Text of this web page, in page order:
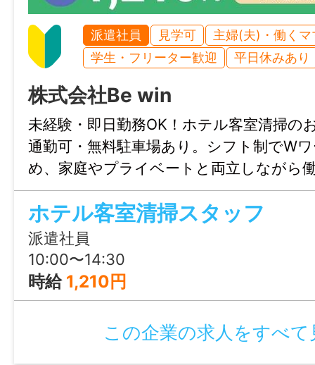
【月給例】
時給1,210円×2時間×週3日×月4週間＝月給
＋交通費や、残業があれば残業代別途（基
雇用形態
派遣社員
経験
不問
年齢制限
不問
派遣社員 見学可
主婦(夫)・働くマ
学生・フリーター歓迎
平日休みあり
株式会社Be win
未経験・即日勤務OK！ホテル客室清掃の
通勤可・無料駐車場あり。シフト制でW
め、家庭やプライベートと両立しながら
合せのみも大歓迎、まずはじょぶる福岡
連絡ください。
ホテル客室清掃スタッフ
派遣社員
10:00〜14:30
時給 1,210円
この企業の求人をすべて